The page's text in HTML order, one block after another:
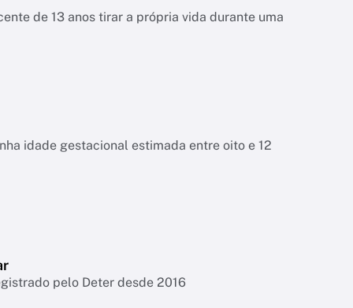
de 13 anos tirar a própria vida durante uma
idade gestacional estimada entre oito e 12
pelo Deter desde 2016